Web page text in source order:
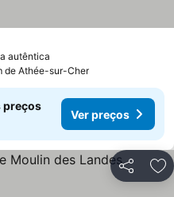
autêntica
de Athée-sur-Cher
preços
Ver preços
Partilhar